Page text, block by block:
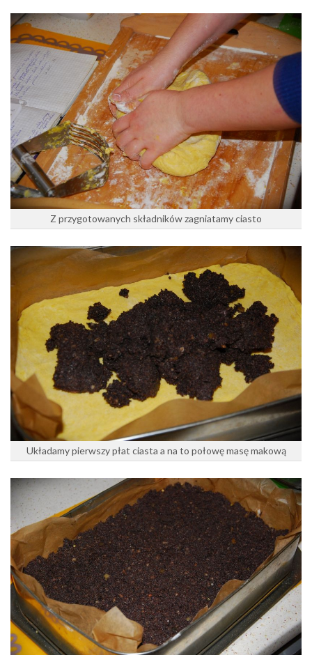
Z przygotowanych składników zagniatamy ciasto
Układamy pierwszy płat ciasta a na to połowę masę makową